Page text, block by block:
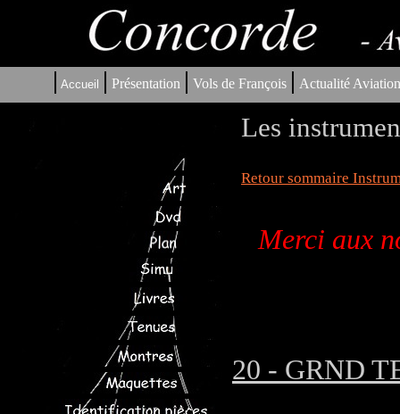
| Accueil | Présentation | Vols de François | Actualité
Les
Retour sommaire
Merci aux
20 - GRND